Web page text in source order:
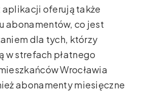
oferują także
abonamentów, co jest
dla tych, którzy
w strefach płatnego
Wrocławia
abonamenty miesięczne